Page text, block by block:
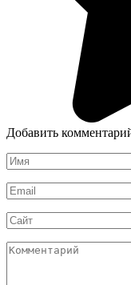
Добавить
Имя
*
Email
*
Сайт
Комментарий